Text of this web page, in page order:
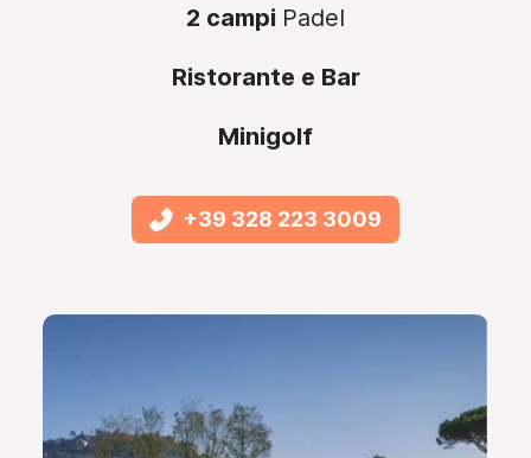
2 campi Padel
Ristorante e Bar
Minigolf
+39 328 223 3009